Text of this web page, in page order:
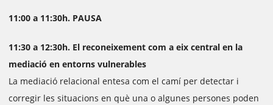
11:00 a 11:30h. PAUSA
11:30 a 12:30h. El reconeixement com a eix central en la
mediació en entorns vulnerables
La mediació relacional entesa com el camí per detectar i
corregir les situacions en què una o algunes persones poden